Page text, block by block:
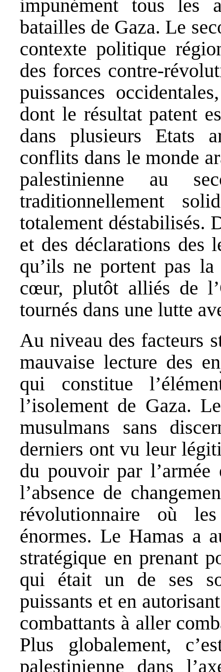
impunément tous les
batailles de Gaza. Le
contexte politique
des forces contre-
puissances
dont le résultat patent
dans plusieurs Etats
conflits dans le monde
palestinienne au
traditionnellement
totalement déstabilisés.
et des déclarations des
qu’ils ne portent pas
cœur, plutôt alliés de
tournés dans une lutte
Au niveau des facteurs
mauvaise lecture des
qui constitue
l’isolement de Gaza.
musulmans sans
derniers ont vu leur
du pouvoir par
l’absence de
révolutionnaire où
énormes. Le Hamas a
stratégique en prenant
qui était un de ses
puissants et en
combattants à aller
Plus globalement,
palestinienne dans